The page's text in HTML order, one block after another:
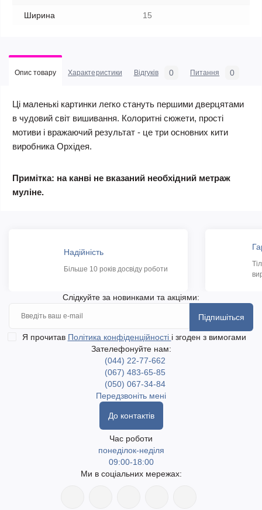
Ширина 15
Опис товару Характеристики Відгуків 0 Питання 0
Ці маленькі картинки легко стануть першими дверцятами
в чудовий світ вишивання. Колоритні сюжети, прості
мотиви і вражаючий результат - це три основних кити
виробника Орхідея.
Примітка: на канві не вказаний необхідний метраж
муліне.
Надійність
Більше 10 років досвіду роботи
Слідкуйте за новинками та акціями:
Підпишіться
Я прочитав Політика конфіденційності і згоден з вимогами
Зателефонуйте нам:
(044) 22-77-662
(067) 483-65-85
(050) 067-34-84
Передзвоніть мені
До контактів
Час роботи
понеділок-неділя
09:00-18:00
Ми в соціальних мережах: